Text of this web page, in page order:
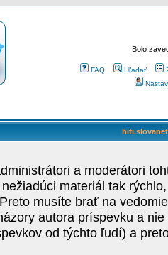
Bolo
FAQ Hľadať
a moderátori
materiál tak
musíte brať na
autora príspevku a
od týchto ľudí) a